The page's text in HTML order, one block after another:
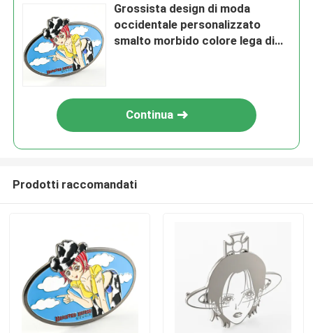
Casa
Grossista design di moda
occidentale personalizzato
smalto morbido colore lega di
Continua
Prodotti raccomandati